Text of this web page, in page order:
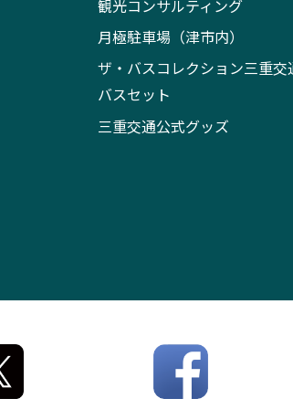
観光コンサルティング
月極駐車場（津市内）
ザ・バスコレクション三重交
バスセット
三重交通公式グッズ